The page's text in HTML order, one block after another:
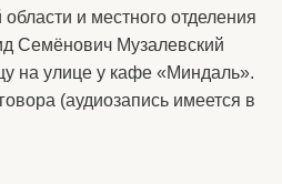
и местного отделения
Семёнович Музалевский
на улице у кафе «Миндаль».
(аудиозапись имеется в